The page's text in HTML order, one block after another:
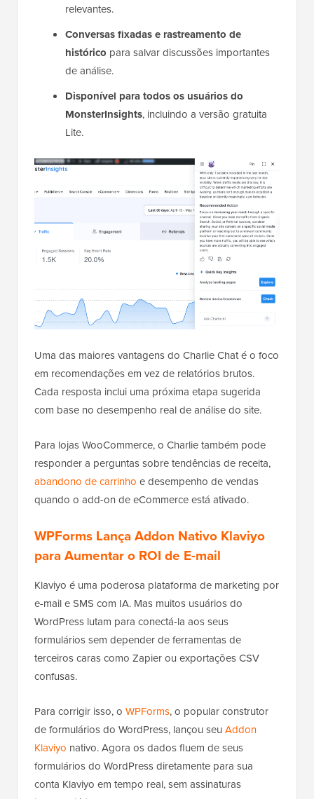
relevantes.
Conversas fixadas e rastreamento de
histórico para salvar discussões importantes
de análise.
Disponível para todos os usuários do
MonsterInsights, incluindo a versão gratuita
Lite.
Uma das maiores vantagens do Charlie Chat é o foco
em recomendações em vez de relatórios brutos.
Cada resposta inclui uma próxima etapa sugerida
com base no desempenho real de análise do site.
Para lojas WooCommerce, o Charlie também pode
responder a perguntas sobre tendências de receita,
abandono de carrinho e desempenho de vendas
quando o add-on de eCommerce está ativado.
WPForms Lança Addon Nativo Klaviyo
para Aumentar o ROI de E-mail
Klaviyo é uma poderosa plataforma de marketing por
e-mail e SMS com IA. Mas muitos usuários do
WordPress lutam para conectá-la aos seus
formulários sem depender de ferramentas de
terceiros caras como Zapier ou exportações CSV
confusas.
Para corrigir isso, o WPForms, o popular construtor
de formulários do WordPress, lançou seu Addon
Klaviyo nativo. Agora os dados fluem de seus
formulários do WordPress diretamente para sua
conta Klaviyo em tempo real, sem assinaturas